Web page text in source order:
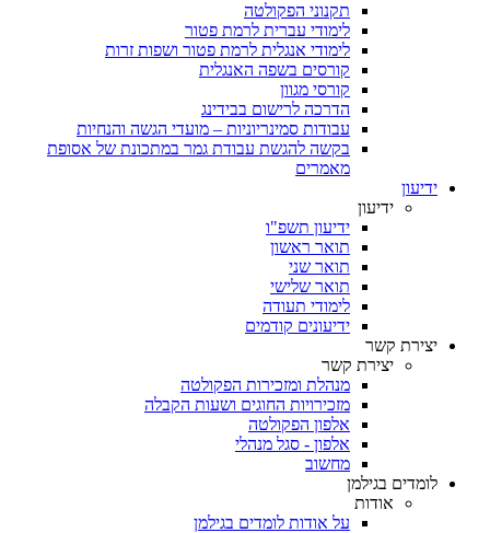
תקנוני הפקולטה
לימודי עברית לרמת פטור
לימודי אנגלית לרמת פטור ושפות זרות
קורסים בשפה האנגלית
קורסי מגוון
הדרכה לרישום בבידינג
עבודות סמינריוניות – מועדי הגשה והנחיות
בקשה להגשת עבודת גמר במתכונת של אסופת
מאמרים
ידיעון
ידיעון
ידיעון תשפ"ו
תואר ראשון
תואר שני
תואר שלישי
לימודי תעודה
ידיעונים קודמים
יצירת קשר
יצירת קשר
מנהלת ומזכירות הפקולטה
מזכירויות החוגים ושעות הקבלה
אלפון הפקולטה
אלפון - סגל מנהלי
מחשוב
לומדים בגילמן
אודות
על אודות לומדים בגילמן